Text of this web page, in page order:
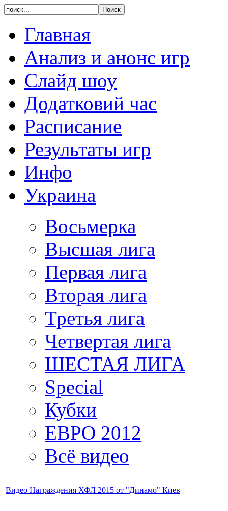
Главная
Анализ и анонс игр
Слайд шоу
Додатковий час
Расписание
Результаты игр
Инфо
Украина
Восьмерка
Высшая лига
Первая лига
Вторая лига
Третья лига
Четвертая лига
ШЕСТАЯ ЛИГА
Special
Кубки
ЕВРО 2012
Всё видео
Видео Награждения ХФЛ 2015 от "Динамо" Киев